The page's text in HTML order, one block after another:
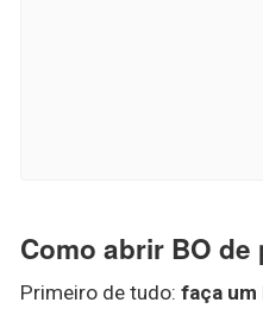
Como abrir BO
Primeiro de tudo: faça